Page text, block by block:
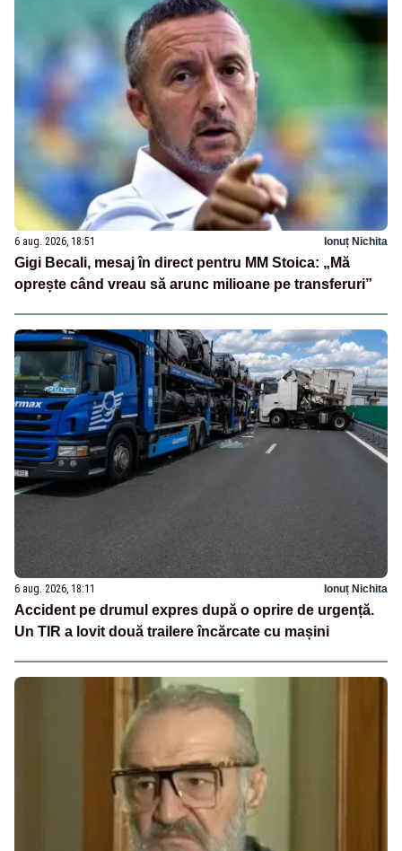
6 aug. 2026, 18:51 Ionuț Nichita
Gigi Becali, mesaj în direct pentru MM Stoica: „Mă
oprește când vreau să arunc milioane pe transferuri”
6 aug. 2026, 18:11 Ionuț Nichita
Accident pe drumul expres după o oprire de urgență.
Un TIR a lovit două trailere încărcate cu mașini